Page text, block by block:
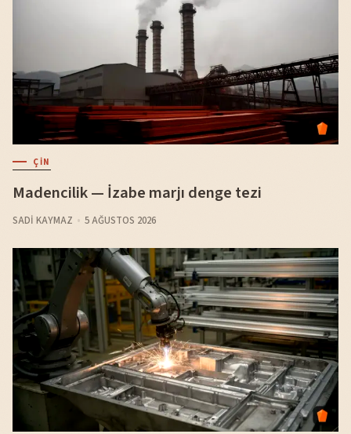
ÇIN
Madencilik — İzabe marjı denge tezi
SADI KAYMAZ 5 AĞUSTOS 2026